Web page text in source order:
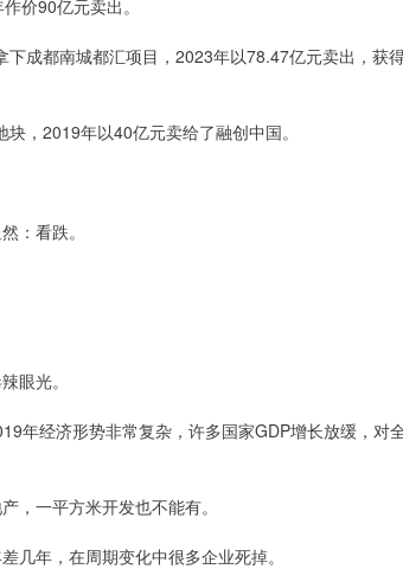
价90亿元卖出。
成都南城都汇项目，2023年以78.47亿元卖出，获
，2019年以40亿元卖给了融创中国。
：看跌。
眼光。
年经济形势非常复杂，许多国家GDP增长放缓，对
，一平方米开发也不能有。
几年，在周期变化中很多企业死掉。